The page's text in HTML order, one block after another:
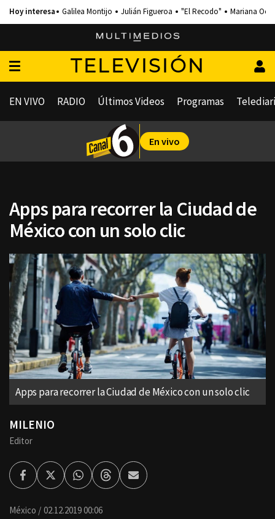
Galilea Montijo Julián Figueroa "El Recodo" Mariana
TELEVISIÓN
EN VIVO RADIO Últimos Videos Programas
En vivo
Apps para recorrer la Ciudad de
México con un solo clic
Apps para recorrer la Ciudad de México con un solo clic
MILENIO
Editor
FacebookTwitterWhatsappThreadsEnviar
por
México 02.12.2019 00:06